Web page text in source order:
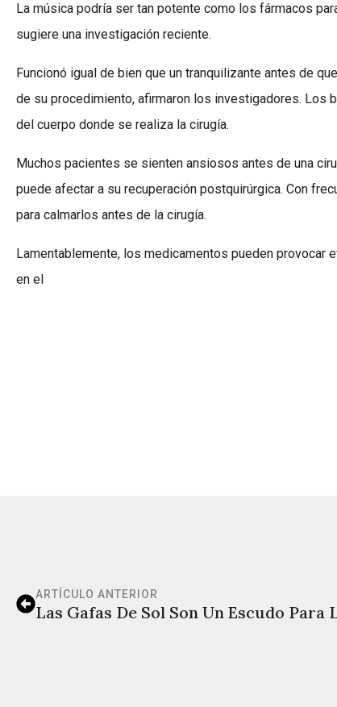
La música podría ser tan potente como los fármacos
sugiere una investigación reciente.
Funcionó igual de bien que un tranquilizante antes de
de su procedimiento, afirmaron los investigadores. Los
del cuerpo donde se realiza la cirugía.
Muchos pacientes se sienten ansiosos antes de una
puede afectar a su recuperación postquirúrgica. Con
para calmarlos antes de la cirugía.
Lamentablemente, los medicamentos pueden
en el
ARTÍCULO ANTERIOR
Las Gafas De Sol Son Un Escudo Para